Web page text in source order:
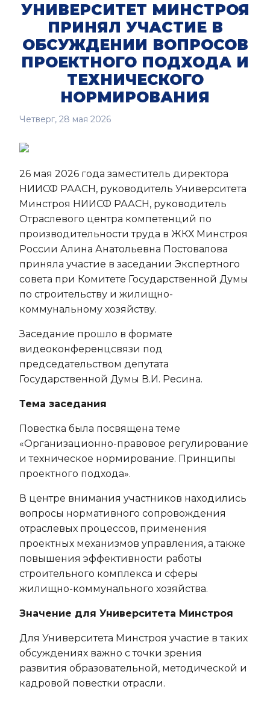
УНИВЕРСИТЕТ МИНСТРОЯ
ПРИНЯЛ УЧАСТИЕ В
ОБСУЖДЕНИИ ВОПРОСОВ
ПРОЕКТНОГО ПОДХОДА И
ТЕХНИЧЕСКОГО
НОРМИРОВАНИЯ
Четверг, 28 мая 2026
26 мая 2026 года заместитель директора
НИИСФ РААСН, руководитель Университета
Минстроя НИИСФ РААСН, руководитель
Отраслевого центра компетенций по
производительности труда в ЖКХ Минстроя
России Алина Анатольевна Постовалова
приняла участие в заседании Экспертного
совета при Комитете Государственной Думы
по строительству и жилищно-
коммунальному хозяйству.
Заседание прошло в формате
видеоконференцсвязи под
председательством депутата
Государственной Думы В.И. Ресина.
Тема заседания
Повестка была посвящена теме
«Организационно-правовое регулирование
и техническое нормирование. Принципы
проектного подхода».
В центре внимания участников находились
вопросы нормативного сопровождения
отраслевых процессов, применения
проектных механизмов управления, а также
повышения эффективности работы
строительного комплекса и сферы
жилищно-коммунального хозяйства.
Значение для Университета Минстроя
Для Университета Минстроя участие в таких
обсуждениях важно с точки зрения
развития образовательной, методической и
кадровой повестки отрасли.